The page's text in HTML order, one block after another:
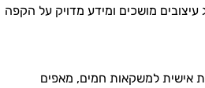
מושכים ומידע מדויק על הקפה
אישית למשקאות חמים, מאפים